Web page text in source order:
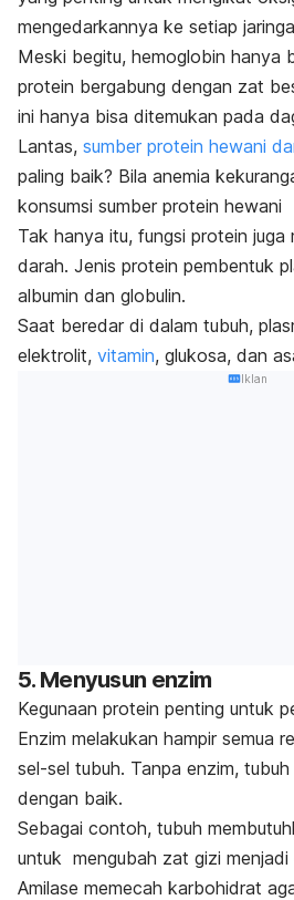
mengedarkannya ke setiap
Meski begitu, hemoglobin hanya
protein bergabung dengan zat
ini hanya bisa ditemukan pada
Lantas, sumber protein hewani
paling baik? Bila anemia
konsumsi sumber protein hewani
Tak hanya itu, fungsi protein juga
darah. Jenis protein pembentuk
albumin dan globulin.
Saat beredar di dalam tubuh,
elektrolit, vitamin, glukosa, dan
Iklan
5. Menyusun enzim
Kegunaan protein penting untuk
Enzim melakukan hampir semua
sel-sel tubuh. Tanpa enzim,
dengan baik.
Sebagai contoh, tubuh
untuk mengubah zat gizi menjadi
Amilase memecah karbohidrat